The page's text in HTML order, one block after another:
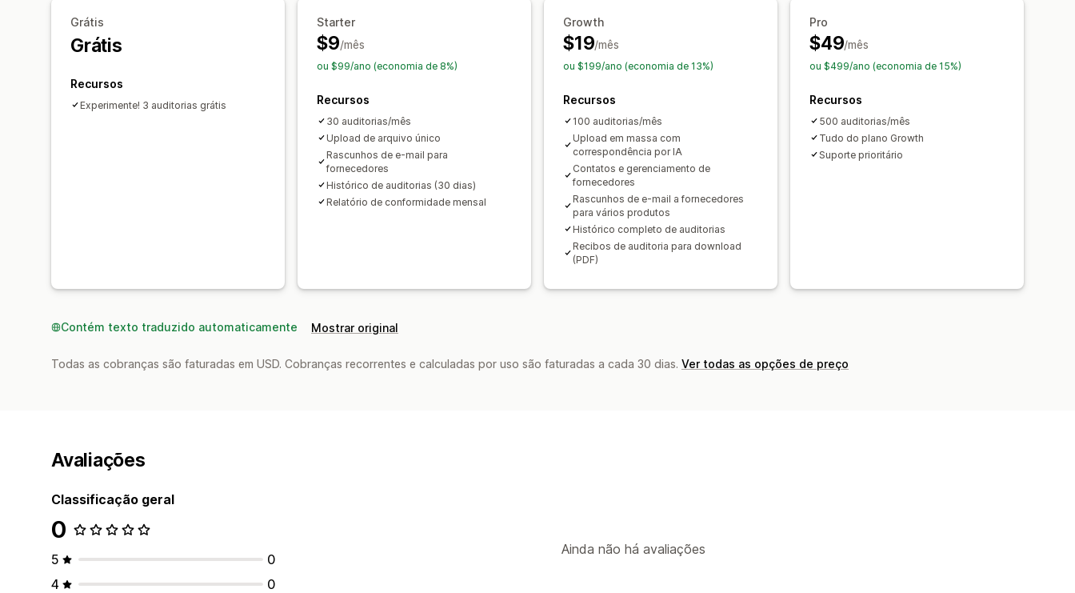
Grátis
Grátis
Recursos
Experimente! 3 auditorias grátis
Starter
$9/mês
ou $99/ano (economia de 8%)
Recursos
30 auditorias/mês
Upload de arquivo único
Rascunhos de e-mail para
fornecedores
Histórico de auditorias (30 dias)
Relatório de conformidade mensal
Growth
$19/mês
ou $199/ano (economia de 13%)
Recursos
100 auditorias/mês
Upload em massa com
correspondência por IA
Contatos e gerenciamento de
fornecedores
Rascunhos de e-mail a fornecedores
para vários produtos
Histórico completo de auditorias
Recibos de auditoria para download
(PDF)
Pro
$49/mês
ou $499/ano (economia de 15%)
Recursos
500 auditorias/mês
Tudo do plano Growth
Suporte prioritário
Contém texto traduzido automaticamente Mostrar original
Todas as cobranças são faturadas em USD. Cobranças recorrentes e calculadas por uso são faturadas a cada 30 dias. Ver todas as opções de preço
Avaliações
Classificação geral
0
5
0
4
0
Ainda não há avaliações